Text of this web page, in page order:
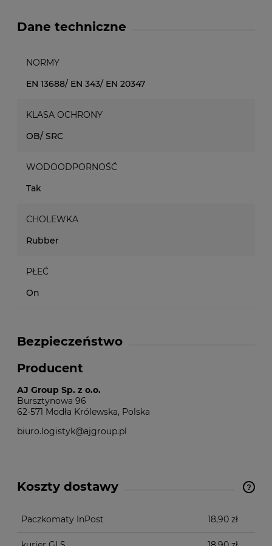
Dane techniczne
NORMY
EN 13688/ EN 343/ EN 20347
KLASA OCHRONY
OB/ SRC
WODOODPORNOŚĆ
Tak
CHOLEWKA
Rubber
PŁEĆ
On
Bezpieczeństwo
Producent
AJ Group Sp. z o.o.
Bursztynowa 96
62-571 Modła Królewska, Polska
biuro.logistyk@ajgroup.pl
Koszty dostawy
Cena nie zawiera ewentualnych kosztów płatności
Paczkomaty InPost 18,90 zł